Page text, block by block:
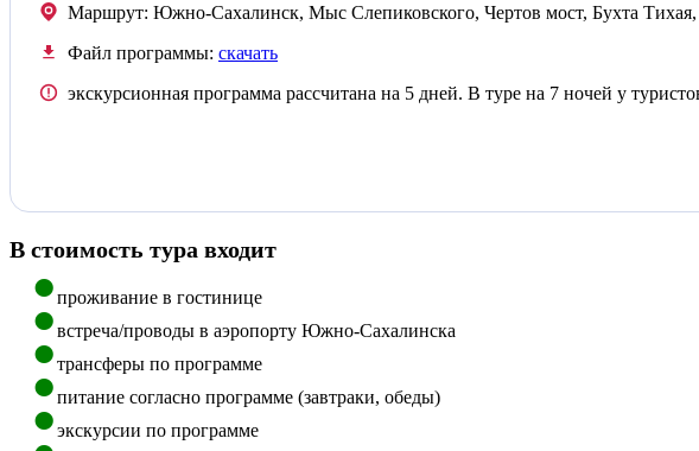
Маршрут: Южно-Сахалинск, Мыс Слепиковского, Чертов мост, Бухта
Файл программы: скачать
экскурсионная программа рассчитана на 5 дней. В туре на 7 ночей у
В стоимость тура входит
проживание в гостинице
встреча/проводы в аэропорту Южно-Сахалинска
трансферы по программе
питание согласно программе (завтраки, обеды)
экскурсии по программе